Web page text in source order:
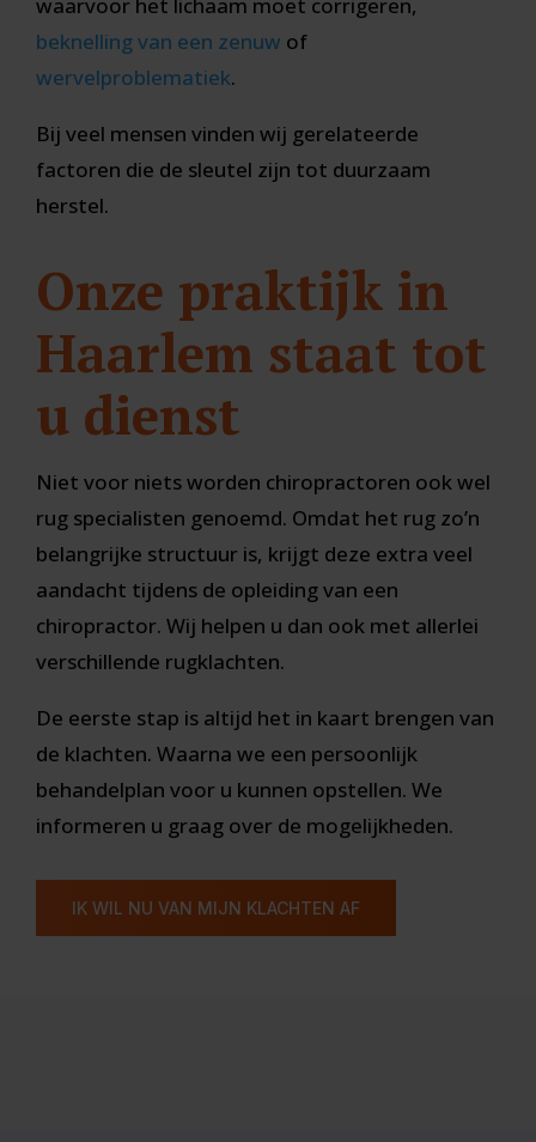
beknelling van een zenuw of
wervelproblematiek.
Bij veel mensen vinden wij gerelateerde
factoren die de sleutel zijn tot duurzaam
herstel.
Onze praktijk in
Haarlem staat tot
u dienst
Niet voor niets worden chiropractoren ook wel
rug specialisten genoemd. Omdat het rug zo’n
belangrijke structuur is, krijgt deze extra veel
aandacht tijdens de opleiding van een
chiropractor. Wij helpen u dan ook met allerlei
verschillende rugklachten.
De eerste stap is altijd het in kaart brengen van
de klachten. Waarna we een persoonlijk
behandelplan voor u kunnen opstellen. We
informeren u graag over de mogelijkheden.
IK WIL NU VAN MIJN KLACHTEN AF